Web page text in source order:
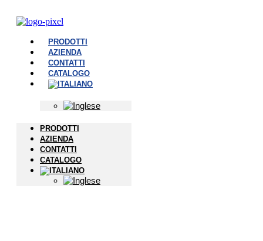
PRODOTTI
AZIENDA
CONTATTI
CATALOGO
PRODOTTI
AZIENDA
CONTATTI
CATALOGO